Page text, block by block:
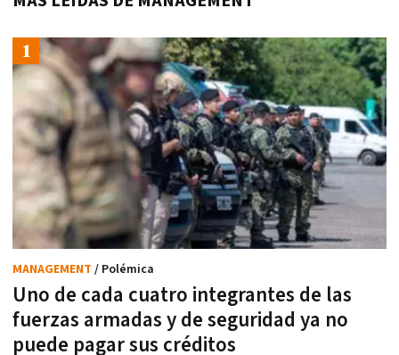
Uno de cada cuatro integrantes de las
fuerzas armadas y de seguridad ya no
puede pagar sus créditos
MANAGEMENT / Polémica